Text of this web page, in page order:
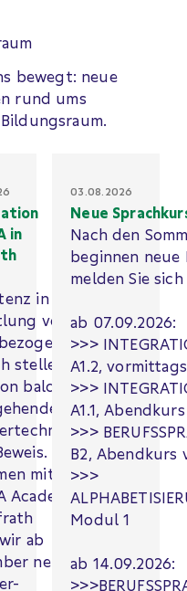
bewegt: neue
rund ums
in
in der
von
stellen
bald
mit
Academy
ab
neue
03.08.2026
Neue
Nach den
beginnen neue
melden Sie sich
ab 07.09.2026:
>>>
A1.2, vormittags
>>>
A1.1,
>>>
B2, Abendkurs
>>>
Modul 1
ab 14.09.2026: